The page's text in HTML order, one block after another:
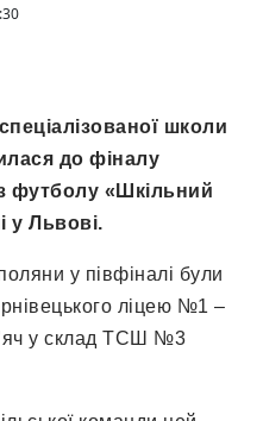
школи
до фіналу
футболу «Шкільний
у Львові.
у півфіналі були
ліцею №1 –
у склад ТСШ №3